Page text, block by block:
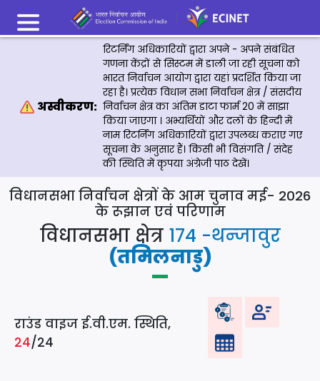
अस्वीकरण:
रिटर्निंग अधिकारियों द्वारा अपने - अपने संबंधित
गणना केंद्रों से सिस्टम में डाली जा रही सूचना को
भारत निर्वाचन आयोग द्वारा यहां प्रदर्शित किया जा
रहा है। प्रत्येक विधान सभा निर्वाचन क्षेत्र / संसदीय
निर्वाचन क्षेत्र का अंतिम डाटा फार्म 20 में साझा
किया जाएगा । अभ्यर्थियों और दलों के हिन्दी में
नाम रिटर्निंग अधिकारियों द्वारा उपलब्ध कराए गए
सूचना के अनुसार हैं। किसी भी विसंगति / संदेह
की स्थिति में कृपया अंग्रेजी पाठ देखें।
विधानसभा निर्वाचन क्षेत्रों के आम चुनाव मई- 2026
के रूझान एवं परिणाम
विधानसभा क्षेत्र 174 -थन्‍जावुर
(तमिलनाडु)
राउंड वाइज ई.वी.एम. स्थिति,
24/24